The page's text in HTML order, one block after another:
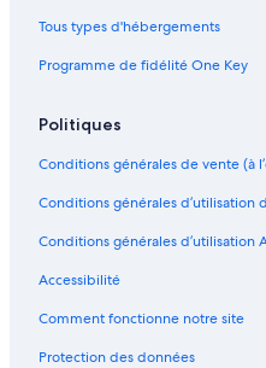
Tous types d'hébergements
Programme de fidélité One Key
Politiques
Conditions générales de vente (à
Conditions générales d’utilisation
Conditions générales d’utilisation
Accessibilité
Comment fonctionne notre site
Protection des données